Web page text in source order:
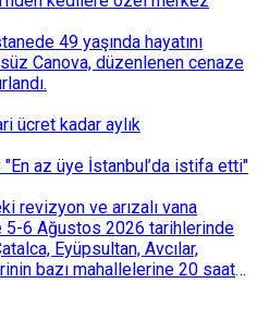
49 yaşında hayatını
Canova, düzenlenen cenaze
ücret kadar aylık
"En az üye İstanbul’da istifa etti"
revizyon ve arızalı vana
5-6 Ağustos 2026 tarihlerinde
Eyüpsultan, Avcılar,
bazı mahallelerine 20 saat